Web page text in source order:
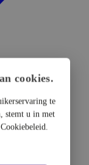
cookies.
te
stemt u in met